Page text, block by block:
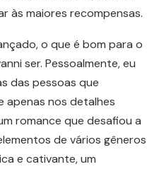
às maiores recompensas.
o que é bom para o
ser. Pessoalmente, eu
das pessoas que
apenas nos detalhes
romance que desafiou a
de vários gêneros
e cativante, um